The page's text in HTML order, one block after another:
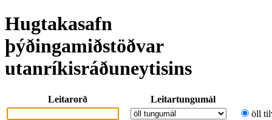
Hugtakasafn
þýðingamiðstöðvar
utanríkisráðuneytisins
Leitarorð
Leitartungumál
öll